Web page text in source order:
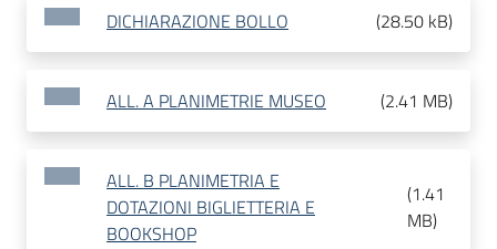
DICHIARAZIONE BOLLO (28.50 kB)
ALL. A PLANIMETRIE MUSEO (2.41 MB)
ALL. B PLANIMETRIA E
DOTAZIONI BIGLIETTERIA E
BOOKSHOP
(1.41
MB)